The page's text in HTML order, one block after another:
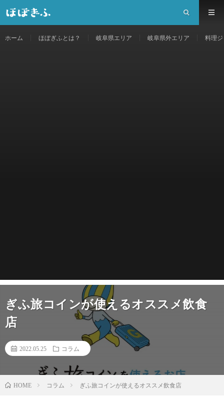
ホーム ほぼぎふとは？ 岐阜県エリア 岐阜県外エリア 料理
ぎふ旅コインが使えるオススメ飲食
店
2022.05.25 コラム
HOME コラム ぎふ旅コインが使えるオススメ飲食店